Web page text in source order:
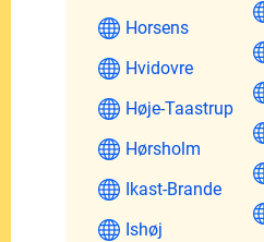
Horsens
Hvidovre
Høje-Taastrup
Hørsholm
Ikast-Brande
Ishøj